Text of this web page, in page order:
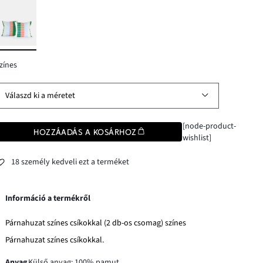
Válaszd ki a méretet
HOZZÁADÁS A KOSÁRHOZ
[node-product-
wishlist]
18 személy kedveli ezt a terméket
Információ a termékről
Párnahuzat színes csíkokkal (2 db-os csomag) színes
Párnahuzat színes csíkokkal.